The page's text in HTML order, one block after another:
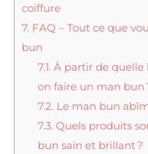
coiffure
7. FAQ – Tout ce que
bun
7.1. À partir de quelle
on faire un man bun
7.2. Le man bun
7.3. Quels produits
bun sain et brillant ?